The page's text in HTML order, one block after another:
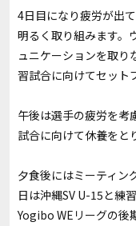
4日目になり疲労が出
明るく取り組みます。
ュニケーションを取り
習試合に向けてセット
午後は選手の疲労を考
試合に向けて休養をと
夕食後にはミーティン
日は沖縄SV U-15と練
Yogibo WEリーグの後